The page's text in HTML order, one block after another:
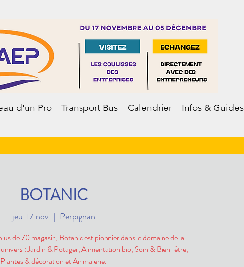
d'un Pro Transport Bus Calendrier Infos & Guides
BOTANIC
jeu. 17 nov.
  |
Perpignan
de 70 magasin, Botanic est pionnier dans le domaine de la
: Jardin & Potager, Alimentation bio, Soin & Bien-être,
Plantes & décoration et Animalerie.